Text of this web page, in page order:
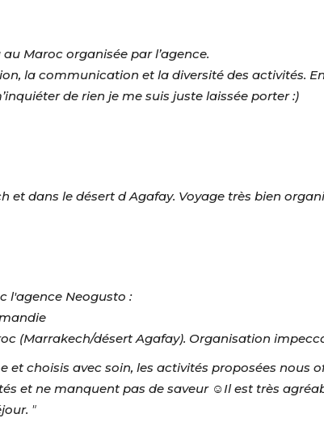
Maroc organisée par l’agence.
la communication et la diversité des activités.
de rien je me suis juste laissée porter :)
et dans le désert d Agafay. Voyage très bien
l'agence Neogusto :
(Marrakech/désert Agafay). Organisation
et choisis avec soin, les activités proposées nous
et ne manquent pas de saveur ☺️Il est très
"